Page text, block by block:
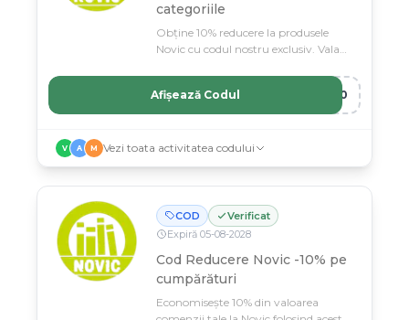
categoriile
Obține 10% reducere la produsele
Novic cu codul nostru exclusiv. Valabil
O10
Afișează Codul
V A M Vezi toata activitatea codului
COD
Verificat
Expiră 05-08-2028
Cod Reducere Novic -10% pe
cumpărături
Economisește 10% din valoarea